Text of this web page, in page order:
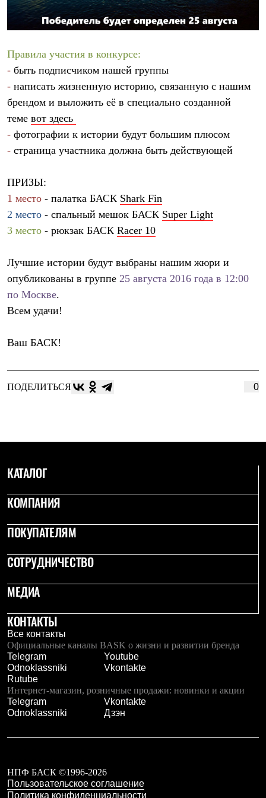
Термобелье
Теплое термобелье
Среднее термобелье
Лёгкая одежда
Футболки
Рубашки
Толстовки
Шорты
Женская одежда
Утепленная пухом
Куртки
Брюки
Куртки
Брюки
Куртки
Софтшелл одежда
Лёгкая одежда
Рубашки
Футболки
Толстовки
Брюки
Среднее термобелье
Брюки
Брюки
Комбинезоны
Куртки
Лёгкая одежда
Толстовки
Брюки
Куртки
Флисовая одежда
Брюки
Комбинезоны
Термобелье
Комплект термобелья
Снаряжение
Палатки и тенты
Палатки
Тенты
Аксессуары для палаток
Рюкзаки
Экспедиционные
Альпинистские
Спальные мешки
Пуховые
Комбинированные
Правила участия в конкурсе:
- быть подписчиком нашей группы
- написать жизненную историю, связанную с нашим
брендом и выложить её в специально созданной
теме вот здесь
- фотографии к истории будут большим плюсом
- страница участника должна быть действующей
ПРИЗЫ:
1 место - палатка БАСК Shark Fin
2 место - спальный мешок БАСК Super Light
3 место - рюкзак БАСК Racer 10
Лучшие истории будут выбраны нашим жюри и
опубликованы в группе 25 августа 2016 года в 12:00
по Москве.
Всем удачи!
Ваш БАСК!
ПОДЕЛИТЬСЯ 0
КАТАЛОГ
КОМПАНИЯ
ПОКУПАТЕЛЯМ
СОТРУДНИЧЕСТВО
МЕДИА
КОНТАКТЫ
Все контакты
Официальные каналы BASK о жизни и развитии бренда
Telegram
Youtube
Odnoklassniki
Vkontakte
Rutube
Интернет-магазин, розничные продажи: новинки и акции
Telegram
Vkontakte
Odnoklassniki
Дзэн
НПФ БАСК ©1996-2026
Пользовательское соглашение
Политика конфиденциальности